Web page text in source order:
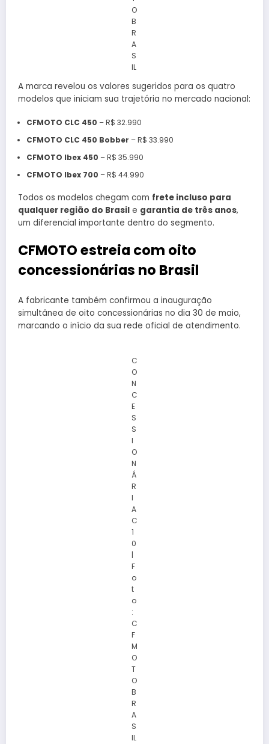
O
B
R
A
S
IL
A marca revelou os valores sugeridos para os quatro
modelos que iniciam sua trajetória no mercado nacional:
CFMOTO CLC 450 – R$ 32.990
CFMOTO CLC 450 Bobber – R$ 33.990
CFMOTO Ibex 450 – R$ 35.990
CFMOTO Ibex 700 – R$ 44.990
Todos os modelos chegam com frete incluso para
qualquer região do Brasil e garantia de três anos,
um diferencial importante dentro do segmento.
CFMOTO estreia com oito
concessionárias no Brasil
A fabricante também confirmou a inauguração
simultânea de oito concessionárias no dia 30 de maio,
marcando o início da sua rede oficial de atendimento.
C
O
N
C
E
S
S
I
O
N
Á
R
I
A
C
1
0
|
F
o
t
o
:
C
F
M
O
T
O
B
R
A
S
IL